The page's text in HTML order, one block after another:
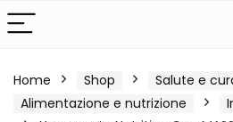
Home Shop
Salute e
Alimentazione e nutrizione